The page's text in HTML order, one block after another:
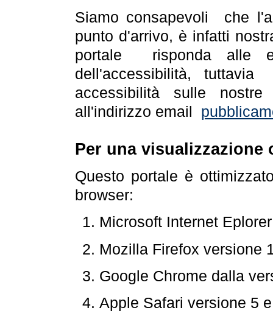
Siamo consapevoli che
punto d'arrivo, è infatti
portale risponda alle
dell'accessibilità,
accessibilità sulle
all'indirizzo email
Per una visualizzazione
Questo portale è
browser:
Microsoft Internet
Mozilla Firefox versione
Google Chrome dalla
Apple Safari versione 5